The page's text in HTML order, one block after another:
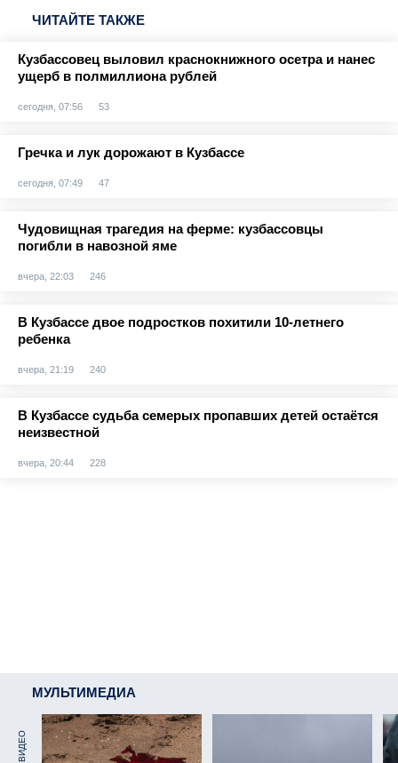
ЧИТАЙТЕ ТАКЖЕ
Кузбассовец выловил краснокнижного осетра и нанес
ущерб в полмиллиона рублей
сегодня, 07:56 53
Гречка и лук дорожают в Кузбассе
сегодня, 07:49 47
Чудовищная трагедия на ферме: кузбассовцы
погибли в навозной яме
вчера, 22:03 246
В Кузбассе двое подростков похитили 10-летнего
ребенка
вчера, 21:19 240
В Кузбассе судьба семерых пропавших детей остаётся
неизвестной
вчера, 20:44 228
МУЛЬТИМЕДИА
ВИДЕО